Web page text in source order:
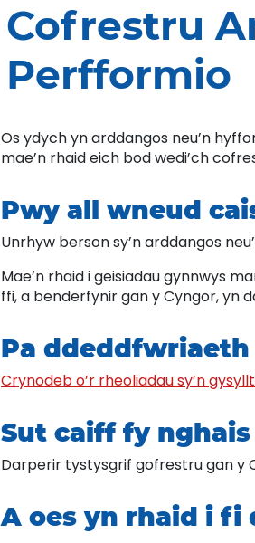
Cofrestru
Perfformio
Os ydych yn arddangos neu’n
mae’n rhaid eich bod wedi’ch
Pwy all wneud
Unrhyw berson sy’n arddangos
Mae’n rhaid i geisiadau gynnwys
ffi, a benderfynir gan y Cyngor, yn
Pa ddeddfwriaeth
Crynodeb o’r rheoliadau sy’n
Sut caiff fy
Darperir tystysgrif gofrestru gan y
A oes yn rhaid i fi